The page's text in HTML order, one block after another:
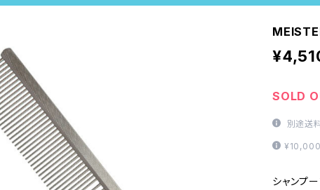
SOLD
別途送
¥10,000
シャンプ